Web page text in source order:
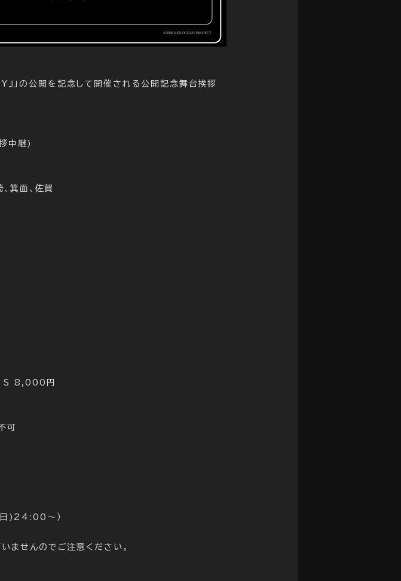
公開を記念して開催される公開記念舞台挨拶
中継)
箕面、佐賀
S 8,000円
可
)24:00～）
ませんのでご注意ください。